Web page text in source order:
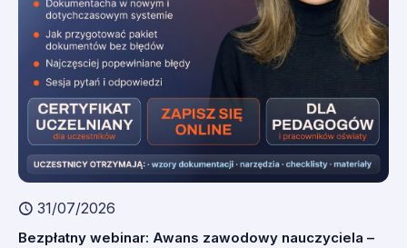
31/07/2026
Bezpłatny webinar: Awans zawodowy nauczyciela –